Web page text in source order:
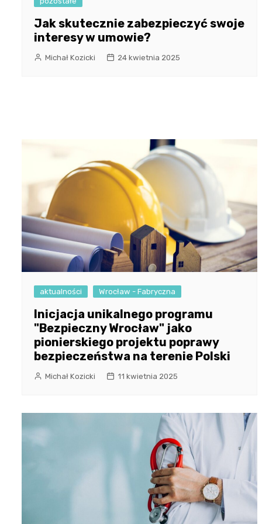
Jak skutecznie zabezpieczyć swoje
interesy w umowie?
Michał Kozicki 24 kwietnia 2025
aktualności Wrocław - Fabryczna
Inicjacja unikalnego programu
"Bezpieczny Wrocław" jako
pionierskiego projektu poprawy
bezpieczeństwa na terenie Polski
Michał Kozicki 11 kwietnia 2025